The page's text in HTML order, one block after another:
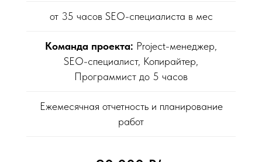
от 35 часов SEO-специалиста в мес
Команда проекта: Project-менеджер,
SEO-специалист, Копирайтер,
Программист до 5 часов
Ежемесячная отчетность и планирование
работ